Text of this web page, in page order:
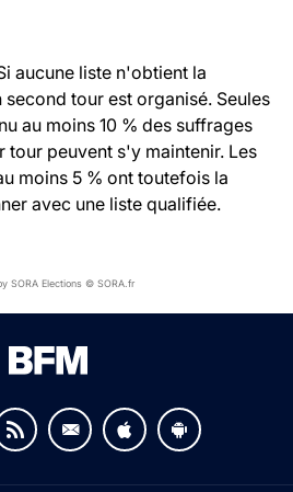
aucune liste n'obtient la
tour est organisé. Seules
au moins 10 % des suffrages
tour peuvent s'y maintenir. Les
moins 5 % ont toutefois la
avec une liste qualifiée.
SORA Elections © SORA.fr